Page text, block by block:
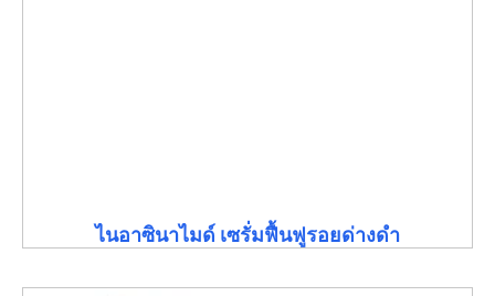
ไนอาซินาไมด์ เซรั่มฟื้นฟูรอยด่างดำ